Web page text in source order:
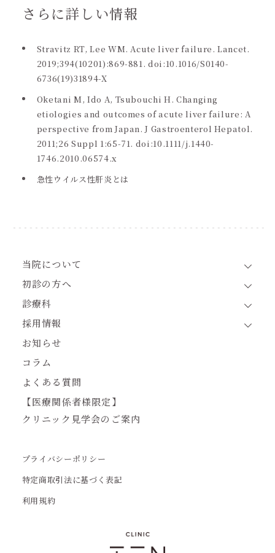
さらに詳しい情報
Stravitz RT, Lee WM. Acute liver failure. Lancet.
2019;394(10201):869-881. doi:10.1016/S0140-
6736(19)31894-X
Oketani M, Ido A, Tsubouchi H. Changing
etiologies and outcomes of acute liver failure: A
perspective from Japan. J Gastroenterol Hepatol.
2011;26 Suppl 1:65-71. doi:10.1111/j.1440-
1746.2010.06574.x
急性ウイルス性肝炎とは
当院について
初診の方へ
診療科
採用情報
お知らせ
コラム
よくある質問
【医療関係者様限定】
クリニック見学会のご案内
プライバシーポリシー
特定商取引法に基づく表記
利用規約